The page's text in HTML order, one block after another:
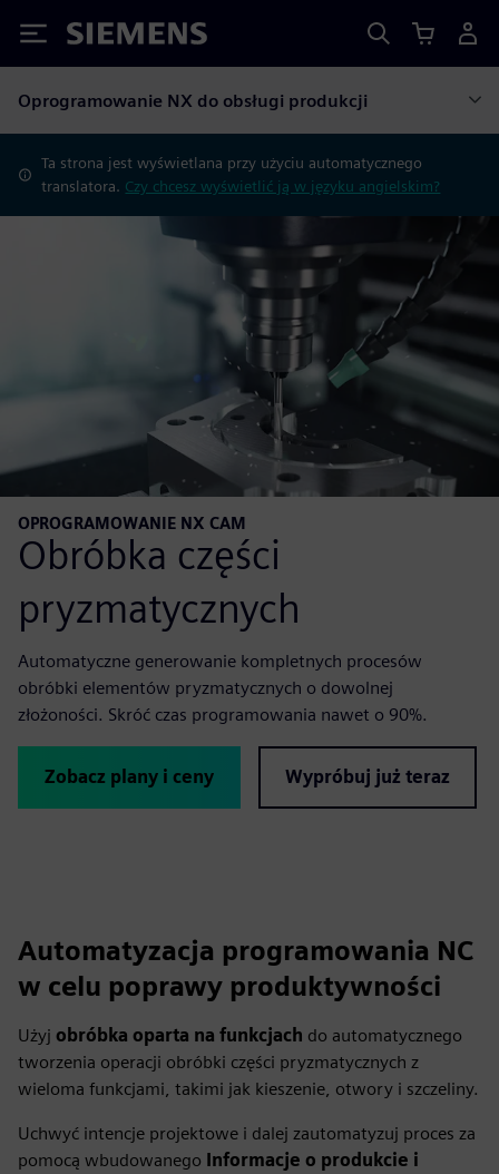
Siemens
Oprogramowanie NX do obsługi produkcji
Ta strona jest wyświetlana przy użyciu automatycznego
translatora. Czy chcesz wyświetlić ją w języku angielskim?
OPROGRAMOWANIE NX CAM
Obróbka części
pryzmatycznych
Automatyczne generowanie kompletnych procesów
obróbki elementów pryzmatycznych o dowolnej
złożoności. Skróć czas programowania nawet o 90%.
Zobacz plany i ceny Wypróbuj już teraz
Automatyzacja programowania NC
w celu poprawy produktywności
Użyj obróbka oparta na funkcjach do automatycznego
tworzenia operacji obróbki części pryzmatycznych z
wieloma funkcjami, takimi jak kieszenie, otwory i szczeliny.
Uchwyć intencje projektowe i dalej zautomatyzuj proces za
pomocą wbudowanego Informacje o produkcie i